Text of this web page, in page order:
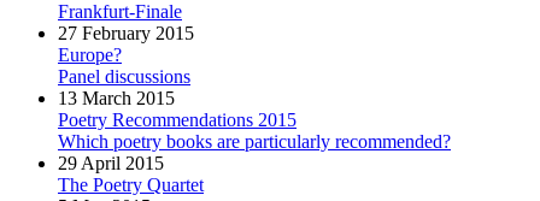
Frankfurt-Finale
27 February 2015
Europe?
Panel discussions
13 March 2015
Poetry Recommendations 2015
Which poetry books are particularly recommended?
29 April 2015
The Poetry Quartet